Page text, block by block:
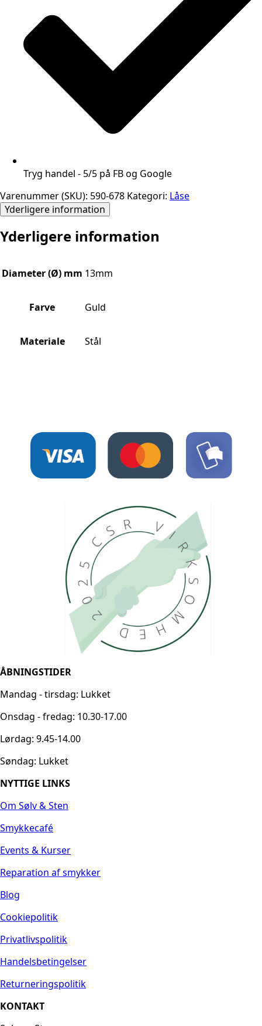
Tryg handel - 5/5 på FB og Google
Varenummer (SKU): 590-678 Kategori: Låse
Yderligere information
Yderligere information
Diameter (Ø) mm 13mm
Farve Guld
Materiale Stål
ÅBNINGSTIDER
Mandag - tirsdag: Lukket
Onsdag - fredag: 10.30-17.00
Lørdag: 9.45-14.00
Søndag: Lukket
NYTTIGE LINKS
Om Sølv & Sten
Smykkecafé
Events & Kurser
Reparation af smykker
Blog
Cookiepolitik
Privatlivspolitik
Handelsbetingelser
Returneringspolitik
KONTAKT